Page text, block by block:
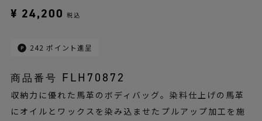
¥ 24,200 税込
242 ポイント進呈
商品番号 FLH70872
収納力に優れた馬革のボディバッグ。染料仕上げの馬革
にオイルとワックスを染み込ませたプルアップ加工を施